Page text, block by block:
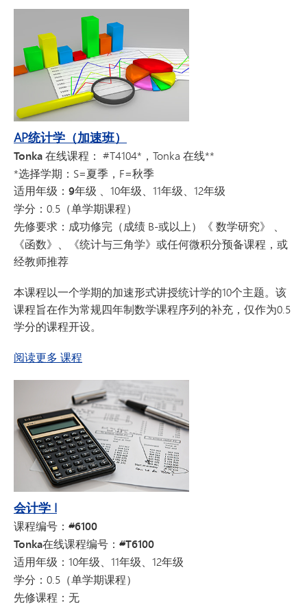
AP统计学（加速班）
Tonka 在线课程： #T4104*，Tonka 在线**
*选择学期：S=夏季，F=秋季
适用年级：9年级 、10年级、11年级、12年级
学分： 0.5（单学期课程）
先修要求： 成功修完（成绩 B-或以上） 《 数学研究》
、
《函数》、《统计与三角学》或任何微积分预备课程，或
经教师推荐
本课程以一个学期的加速形式讲授统计学的10个主题。该
课程旨在作为常规四年制数学课程序列的补充，仅作为0.5
学分的课程开设。
阅读更多 关于加速AP统计学
课程
会计学 I
课程编号：#6100
Tonka在线课程编号：#T6100
适用年级： 10年级、11年级、12年级
学分： 0.5（单学期课程）
先修课程： 无